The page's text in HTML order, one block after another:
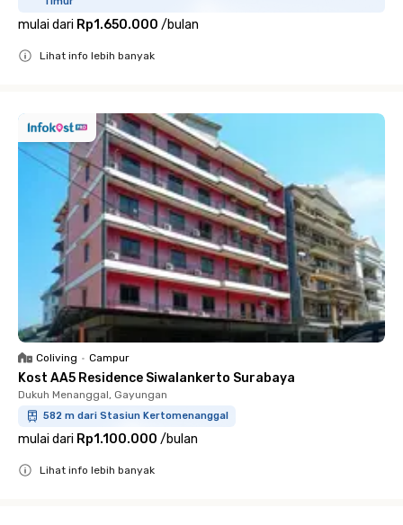
mulai dari Rp1.650.000 /bulan
Lihat info lebih banyak
Coliving • Campur
Kost AA5 Residence Siwalankerto Surabaya
Dukuh Menanggal, Gayungan
582 m dari Stasiun Kertomenanggal
mulai dari Rp1.100.000 /bulan
Lihat info lebih banyak